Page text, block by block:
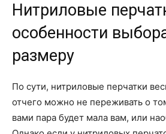
Нитриловые
особенности
размеру
По сути, нитриловые перчатки
отчего можно не переживать о
вами пара будет мала вам, или